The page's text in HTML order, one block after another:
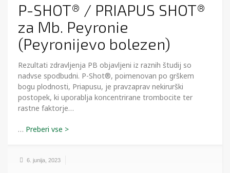
P-SHOT® / PRIAPUS SHOT®
za Mb. Peyronie
(Peyronijevo bolezen)
Rezultati zdravljenja PB objavljeni iz raznih študij so
nadvse spodbudni. P-Shot®, poimenovan po grškem
bogu plodnosti, Priapusu, je pravzaprav nekirurški
postopek, ki uporablja koncentrirane trombocite ter
rastne faktorje…
…
6. junija, 2023